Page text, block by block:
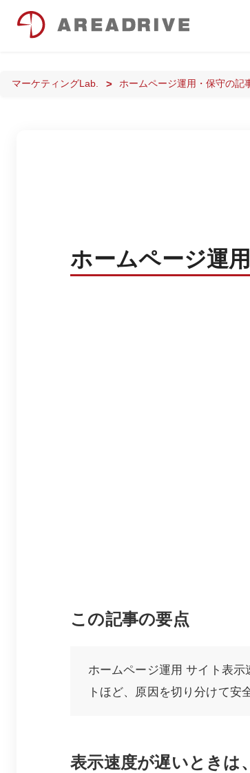
マーケティングLab. ホームページ運用・保守の記
ホームページ運
この記事の要点
ホームページ運用 サイト表
トほど、原因を切り分けて安
表示速度が遅いときは